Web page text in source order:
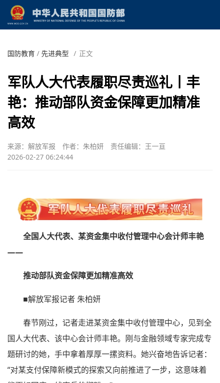
国防教育 / 先进典型 / 正文
军队人大代表履职尽责巡礼丨丰
艳：推动部队资金保障更加精准
高效
来源：解放军报 作者：朱柏妍
责任编辑：王一亘
2026-02-27 06:24:44
全国人大代表、某资金集中收付管理中心会计师丰艳
——
推动部队资金保障更加精准高效
■解放军报记者 朱柏妍
春节刚过，记者走进某资金集中收付管理中心，见到全
国人大代表、该中心会计师丰艳。刚与金融领域专家完成专
题研讨的她，手中拿着厚厚一摞资料。她兴奋地告诉记者：
“对某支付保障新模式的探索又向前推进了一步，这意味着